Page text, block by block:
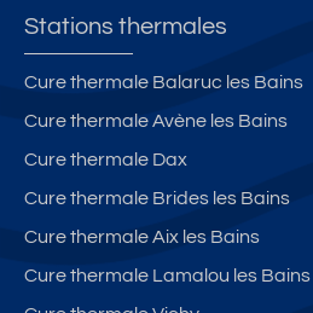
Stations thermales
Cure thermale Balaruc les Bains
Cure thermale Avène les Bains
Cure thermale Dax
Cure thermale Brides les Bains
Cure thermale Aix les Bains
Cure thermale Lamalou les Bains